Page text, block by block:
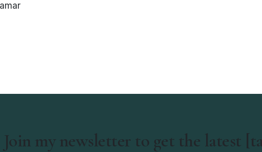
Join my newsletter to get the latest